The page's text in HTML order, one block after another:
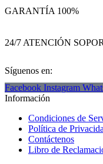
GARANTÍA 100%
24/7 ATENCIÓN
Síguenos en:
Facebook Instagram
Información
Condiciones de
Política de
Contáctenos
Libro de